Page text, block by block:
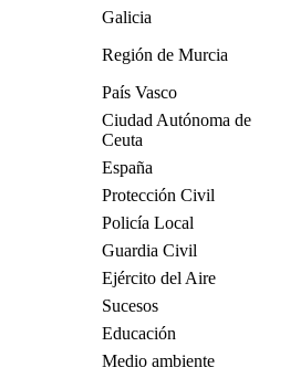
Galicia
Región de Murcia
País Vasco
Ciudad Autónoma de
Ceuta
España
Protección Civil
Policía Local
Guardia Civil
Ejército del Aire
Sucesos
Educación
Medio ambiente